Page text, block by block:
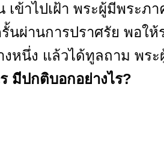
เข้าไปเฝ้า พระผู้มีพระ
นผ่านการปราศรัย พอใ
งหนึ่ง แล้วได้ทูลถาม พร
มีปกติบอกอย่างไร?